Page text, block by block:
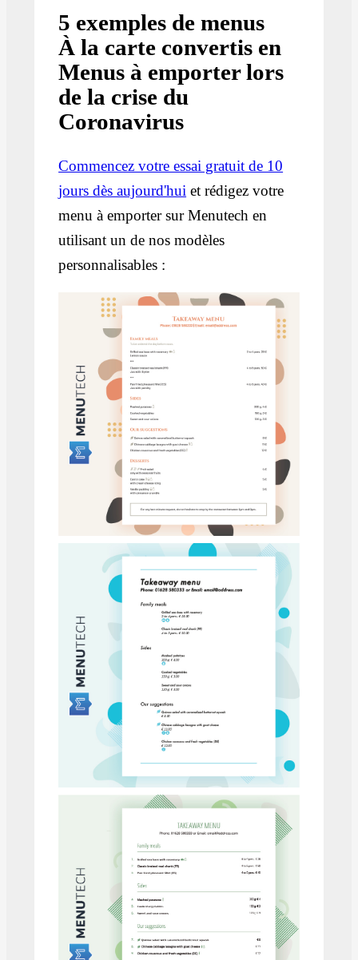
5 exemples de menus
À la carte convertis en
Menus à emporter lors
de la crise du
Coronavirus
Commencez votre essai gratuit de 10
jours dès aujourd'hui et rédigez votre
menu à emporter sur Menutech en
utilisant un de nos modèles
personnalisables :